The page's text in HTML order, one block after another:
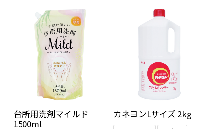
台所用洗剤マイルド
1500ml
カネヨンLサイズ 2kg